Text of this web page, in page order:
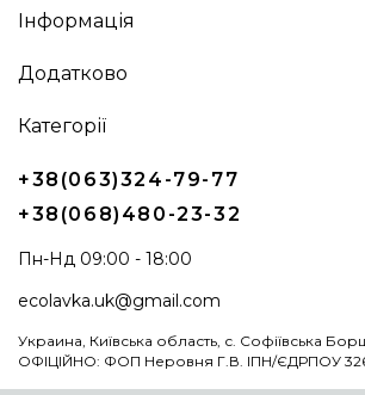
Інформація
Додатково
Категорії
+38(063)324-79-77
+38(068)480-23-32
Пн-Нд 09:00 - 18:00
ecolavka.uk@gmail.com
Украина, Київська область, с. Софіївська
ОФІЦІЙНО: ФОП Неровня Г.В. ІПН/ЄДРПОУ